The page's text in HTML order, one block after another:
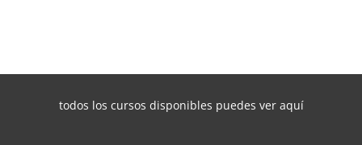
todos los cursos disponibles puedes ver aquí